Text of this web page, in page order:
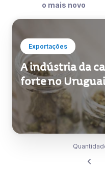
o mais novo
Exportações
A indústria da
forte no Uruguai